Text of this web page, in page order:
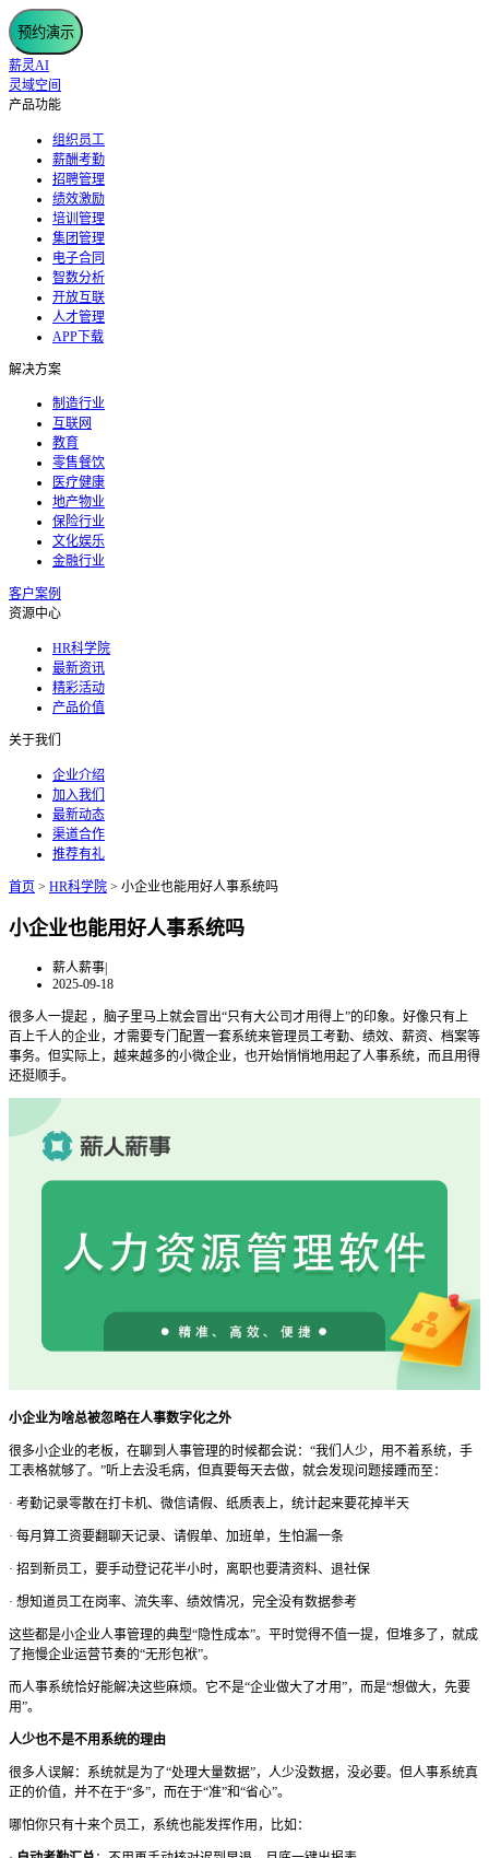
预约演示
薪灵AI
灵域空间
产品功能
组织员工
薪酬考勤
招聘管理
绩效激励
培训管理
集团管理
电子合同
智数分析
开放互联
人才管理
APP下载
解决方案
制造行业
互联网
教育
零售餐饮
医疗健康
地产物业
保险行业
文化娱乐
金融行业
客户案例
资源中心
HR科学院
最新资讯
精彩活动
产品价值
关于我们
企业介绍
加入我们
最新动态
渠道合作
推荐有礼
首页 > HR科学院 > 小企业也能用好人事系统吗
小企业也能用好人事系统吗
薪人薪事|
2025-09-18
很多人一提起 ，脑子里马上就会冒出“只有大公司才用得上”的印象。好像只有上
百上千人的企业，才需要专门配置一套系统来管理员工考勤、绩效、薪资、档案等
事务。 但实际上，越来越多的小微企业，也开始悄悄地用起了人事系统，而且用得
还挺顺手。
小企业为啥总被忽略在人事数字化之外
很多小企业的老板，在聊到人事管理的时候都会说： “我们人少，用不着系统，手
工表格就够了。”听上去没毛病，但真要每天去做，就会发现问题接踵而至：
· 考勤记录零散在打卡机、微信请假、纸质表上，统计起来要花掉半天
· 每月算工资要翻聊天记录、请假单、加班单，生怕漏一条
· 招到新员工，要手动登记花半小时，离职也要清资料、退社保
· 想知道员工在岗率、流失率、绩效情况，完全没有数据参考
这些都是小企业人事管理的典型“隐性成本”。平时觉得不值一提，但堆多了，就成
了拖慢企业运营节奏的“无形包袱”。
而人事系统恰好能解决这些麻烦。它不是“企业做大了才用”，而是“想做大，先要
用”。
人少也不是不用系统的理由
很多人误解：系统就是为了“处理大量数据”，人少没数据，没必要。 但人事系统真
正的价值，并不在于“多”，而在于“准”和“省心”。
哪怕你只有十来个员工，系统也能发挥作用，比如：